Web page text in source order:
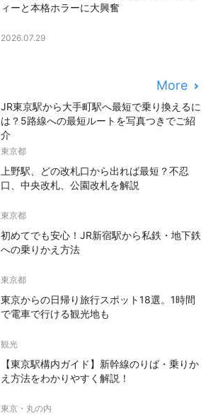
ィーと本格ホラーに大興奮
2026.07.29
More
JR東京駅から大手町駅へ最短で乗り換えるに
は？5路線への最短ルートを写真つきでご紹
介
東京都
上野駅、どの改札口から出れば最短？不忍
口、中央改札、公園改札を解説
東京都
初めてでも安心！JR新宿駅から私鉄・地下鉄
への乗りかえ方法
東京都
東京からの日帰り旅行スポット18選。1時間
で電車で行ける観光地も
観光
【東京駅構内ガイド】新幹線のりば・乗りか
え方法をわかりやすく解説！
東京・丸の内